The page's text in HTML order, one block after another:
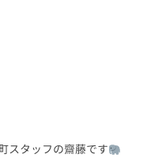
スタッフの齋藤です